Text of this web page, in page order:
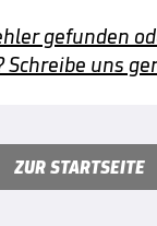
gefunden
Schreibe uns
ZUR STARTSEITE